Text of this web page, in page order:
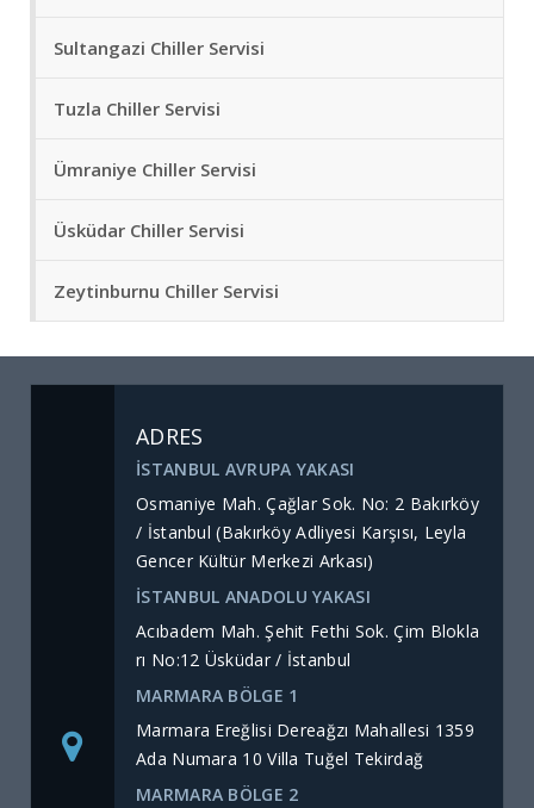
Sultangazi Chiller Servisi
Tuzla Chiller Servisi
Ümraniye Chiller Servisi
Üsküdar Chiller Servisi
Zeytinburnu Chiller Servisi
ADRES
İSTANBUL AVRUPA YAKASI
Osmaniye Mah. Çağlar Sok. No: 2 Bakırköy
/ İstanbul (Bakırköy Adliyesi Karşısı, Leyla
Gencer Kültür Merkezi Arkası)
İSTANBUL ANADOLU YAKASI
Acıbadem Mah. Şehit Fethi Sok. Çim Blokla
rı No:12 Üsküdar / İstanbul
MARMARA BÖLGE 1
Marmara Ereğlisi Dereağzı Mahallesi 1359
Ada Numara 10 Villa Tuğel Tekirdağ
MARMARA BÖLGE 2